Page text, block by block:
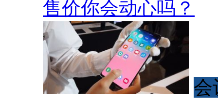
售价你会动心吗？
会